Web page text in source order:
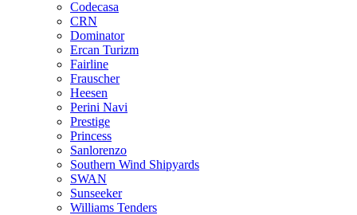
Codecasa
CRN
Dominator
Ercan Turizm
Fairline
Frauscher
Heesen
Perini Navi
Prestige
Princess
Sanlorenzo
Southern Wind Shipyards
SWAN
Sunseeker
Williams Tenders